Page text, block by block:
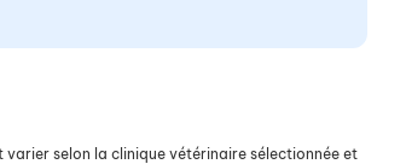
selon la clinique vétérinaire sélectionnée et